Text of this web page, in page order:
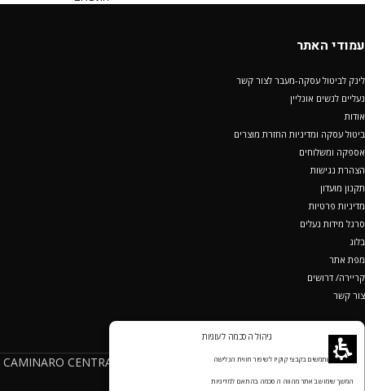
ניהול הסכמה לעוגיות
אנחנו משתמשים בקבצי קוקיז לשיפור חווית הגלישה
המשך שימוש באתר מהווה הסכמה בהתאם למדיניות
עמודי האתר
לינק לביטול עסקה-מעבר לצור קשר
נעליים לנשים אונליין
אודות
ביטול עסקה ומדיניות החזרת מוצרים
אספקה ומשלוחים
הצהרת נגישות
תקנון מועדון
מדיניות פרטיות
סרגל מידות נעלים
בלוג
מפת אתר
קריירה/ דרושים
צור קשר
מופעל ע"י קמינרו סנטרל שוז בע"מ ח.פ 512019472(CAMINARO CENTRAL
SHOE LTD - <a